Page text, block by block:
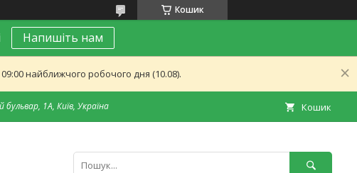
Кошик
Напишіть нам
найближчого робочого дня (10.08).
бульвар, 1А, Київ, Україна Кошик